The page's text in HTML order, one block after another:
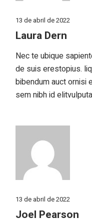
13 de abril de 2022
Laura Dern
Nec te ubique
de suis erestopius.
bibendum auct ornisi
sem nibh id
13 de abril de 2022
Joel Pearson